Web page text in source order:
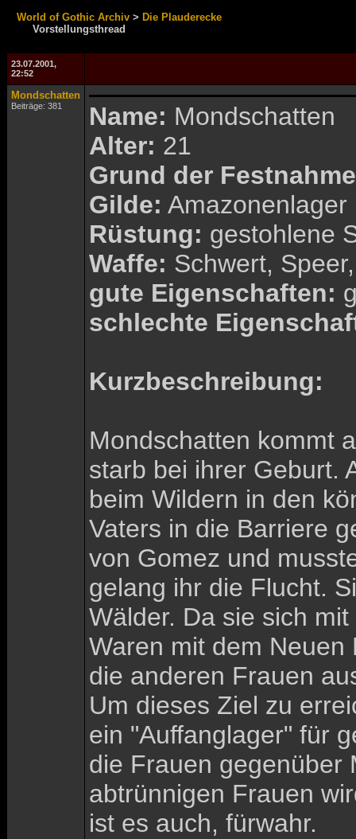
World of Gothic Archiv > Die Plauderecke
Vorstellungsthread
23.07.2001,
22:52
Mondschatten
Beiträge: 381 Name: Mondschatten
Alter: 21
Grund der
Gilde: Amazonenlager
Rüstung: gestohlene
Waffe: Schwert,
gute Eigenschaften:
schlechte
Kurzbeschreibung:
Mondschatten kommt
starb bei ihrer Geburt.
beim Wildern in den
Vaters in die Barriere
von Gomez und
gelang ihr die Flucht.
Wälder. Da sie sich
Waren mit dem
die anderen Frauen
Um dieses Ziel zu
ein "Auffanglager" für
die Frauen gegenüber
abtrünnigen Frauen
ist es auch, fürwahr.